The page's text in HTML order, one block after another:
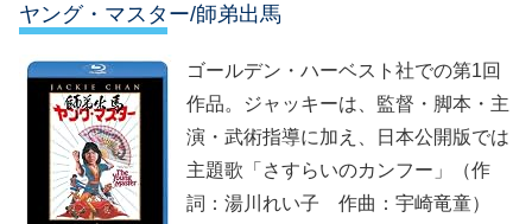
ヤング・マスター/師弟出馬
ゴールデン・ハーベスト社での第1回
作品。ジャッキーは、監督・脚本・主
演・武術指導に加え、日本公開版では
主題歌「さすらいのカンフー」（作
詞：湯川れい子 作曲：宇崎竜童）